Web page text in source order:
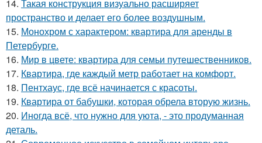
14. Такая конструкция визуально расширяет
пространство и делает его более воздушным.
15. Монохром с характером: квартира для аренды в
Петербурге.
16. Мир в цвете: квартира для семьи путешественников.
17. Квартира, где каждый метр работает на комфорт.
18. Пентхаус, где всё начинается с красоты.
19. Квартира от бабушки, которая обрела вторую жизнь.
20. Иногда всё, что нужно для уюта, - это продуманная
деталь.